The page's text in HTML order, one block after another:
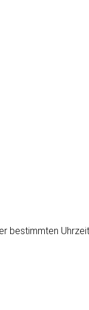
bestimmten Uhrzeit